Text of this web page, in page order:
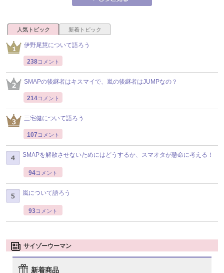
人気トピック 新着トピック
伊野尾慧について語ろう
238コメント
SMAPの後継者はキスマイで、嵐の後継者はJUMPなの？
214コメント
三宅健について語ろう
107 コメント
SMAPを解散させないためにはどうするか、スマオタが懸命に考える！
94コメント
嵐について語ろう
93コメント
サイゾーウーマン
新着商品